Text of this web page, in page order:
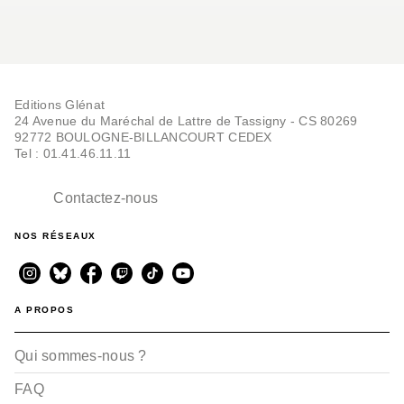
Editions Glénat
24 Avenue du Maréchal de Lattre de Tassigny - CS 80269
92772 BOULOGNE-BILLANCOURT CEDEX
Tel : 01.41.46.11.11
Contactez-nous
NOS RÉSEAUX
A PROPOS
Qui sommes-nous ?
FAQ